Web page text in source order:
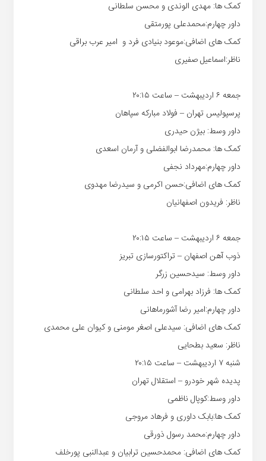
کمک ها: مهدی الوندی و محسن سلطانی
داور چهارم:محمدعلی پورمتقی
کمک های اضافی:موعود بنیادی فرد و امیر عرب براقی
ناظر:اسماعیل صفیری
جمعه ۶ اردیبهشت – ساعت ۲۰:۱۵
پرسپولیس تهران – فولاد مبارکه سپاهان
داور وسط: بیژن حیدری
کمک ها: محمدرضا ابوالفضلی و آرمان اسعدی
داور چهارم:مهرداد نجفی
کمک های اضافی:حسن اکرمی و سیدرضا مهدوی
ناظر: فریدون اصفهانیان
جمعه ۶ اردیبهشت – ساعت ۲۰:۱۵
ذوب آهن اصفهان – تراکتورسازی تبریز
داور وسط: سیدحسین زرگر
کمک ها: فرزاد بهرامی و احد سلطانی
داور چهارم:امیر رضا آشورماهانی
کمک های اضافی: سیدعلی اصغر مومنی و کیوان علی محمدی
ناظر: سعید بطحایی
شنبه ۷ اردیبهشت – ساعت ۲۰:۱۵
پدیده شهر خودرو – استقلال تهران
داور وسط:کوپال ناظمی
کمک ها:بابک داوری و فرهاد مروجی
داور چهارم:محمد رسول ذورقی
کمک های اضافی: محمدحسین ترابیان و عبدالنبی پورخلف